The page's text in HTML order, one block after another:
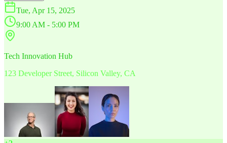
Tue, Apr 15, 2025
9:00 AM - 5:00 PM
Tech Innovation Hub
123 Developer Street, Silicon Valley, CA